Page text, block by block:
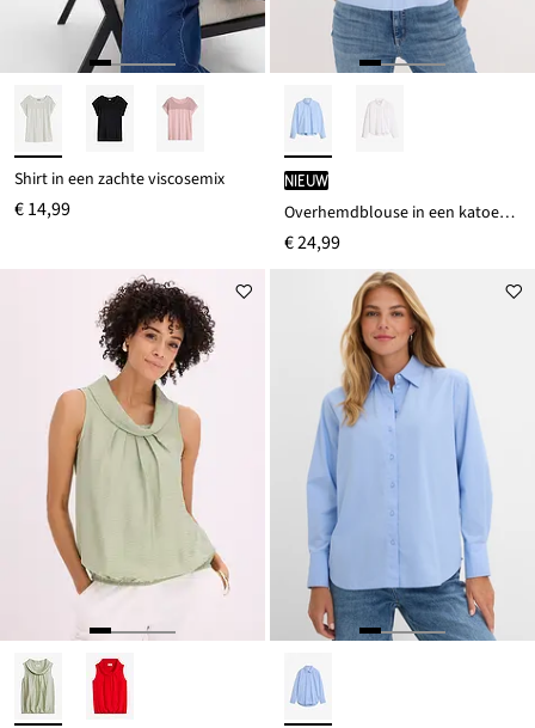
Shirt in een zachte viscosemix
€ 14,99
Nieuw
Overhemdblouse in een katoenmix
€ 24,99